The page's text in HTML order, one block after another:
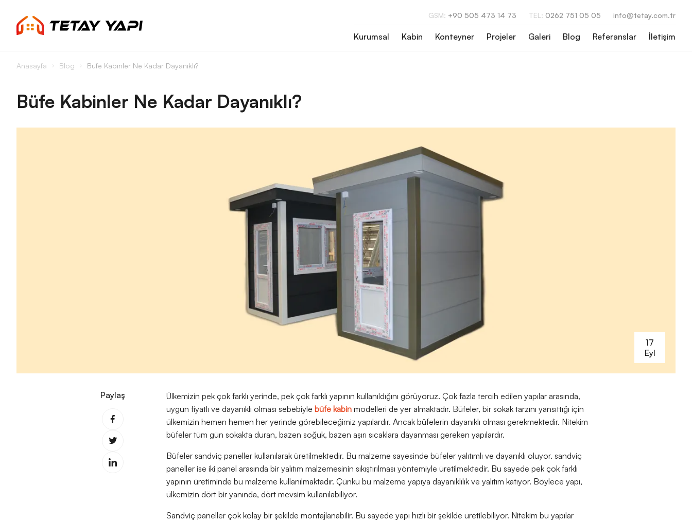
GSM: +90 505 473 14 73 TEL: 0262 751 05 05 info@tetay.com.tr
Kurumsal Kabin Konteyner Projeler Galeri Blog Referanslar İletişim
Anasayfa Blog Büfe Kabinler Ne Kadar Dayanıklı?
Büfe Kabinler Ne Kadar Dayanıklı?
17
Eyl
Paylaş
Ülkemizin pek çok farklı yerinde, pek çok farklı yapının kullanıldığını görüyoruz. Çok fazla tercih edilen yapılar arasında,
uygun fiyatlı ve dayanıklı olması sebebiyle büfe kabinmodelleri de yer almaktadır. Büfeler, bir sokak tarzını yansıttığı için
ülkemizin hemen hemen her yerinde görebileceğimiz yapılardır. Ancak büfelerin dayanıklı olması gerekmektedir. Nitekim
büfeler tüm gün sokakta duran, bazen soğuk, bazen aşırı sıcaklara dayanması gereken yapılardır.
Büfeler sandviç paneller kullanılarak üretilmektedir. Bu malzeme sayesinde büfeler yalıtımlı ve dayanıklı oluyor. sandviç
paneller ise iki panel arasında bir yalıtım malzemesinin sıkıştırılması yöntemiyle üretilmektedir. Bu sayede pek çok farklı
yapının üretiminde bu malzeme kullanılmaktadır. Çünkü bu malzeme yapıya dayanıklılık ve yalıtım katıyor. Böylece yapı,
ülkemizin dört bir yanında, dört mevsim kullanılabiliyor.
Sandviç paneller çok kolay bir şekilde montajlanabilir. Bu sayede yapı hızlı bir şekilde üretilebiliyor. Nitekim bu yapılar